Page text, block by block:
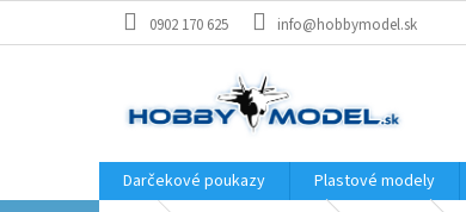
0902 170 625 info@hobbymodel.sk
Darčekové poukazy Plastové modely